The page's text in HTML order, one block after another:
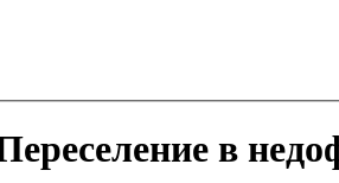
в